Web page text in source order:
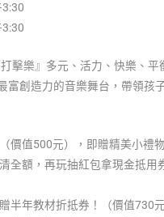
打擊樂』多元、活力、快樂、平
富創造力的音樂舞台，帶領孩
價值500元），即贈精美小禮物
全額，再玩抽紅包拿現金抵用
半年教材折抵券！（價值730元